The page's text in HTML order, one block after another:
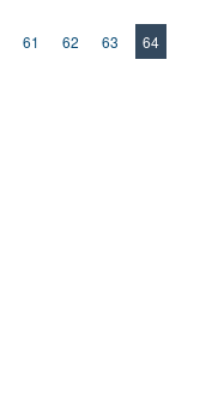
61 62 63
64